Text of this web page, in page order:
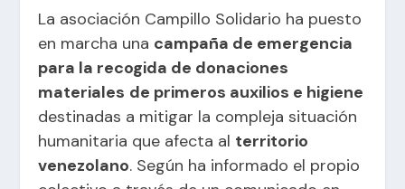
La asociación Campillo Solidario ha puesto
en marcha una campaña de emergencia
para la recogida de donaciones
materiales de primeros auxilios e higiene
destinadas a mitigar la compleja situación
humanitaria que afecta al territorio
venezolano. Según ha informado el propio